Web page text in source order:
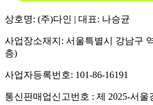
상호명: (주)다인 | 대표: 나승균
사업장소재지: 서울특별시 강남구
층)
사업자등록번호: 101-86-16191
통신판매업신고번호 : 제 2025-서울